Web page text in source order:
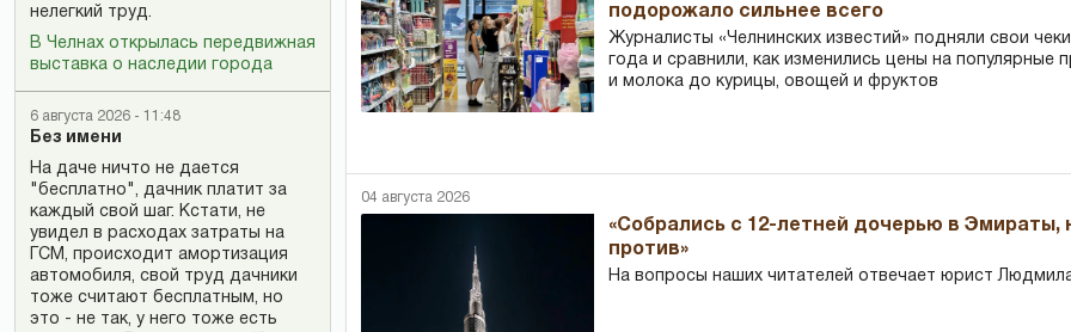
нелегкий труд.
В Челнах открылась передвижная
выставка о наследии города
6 августа 2026 - 11:48
Без имени
На даче ничто не дается
"бесплатно", дачник платит за
каждый свой шаг. Кстати, не
увидел в расходах затраты на
ГСМ, происходит амортизация
автомобиля, свой труд дачники
тоже считают бесплатным, но
это - не так, у него тоже есть
подорожало сильнее всего
Журналисты «Челнинских известий» подняли свои
года и сравнили, как изменились цены на популярные
и молока до курицы, овощей и фруктов
04 августа 2026
«Собрались с 12-летней дочерью в
против»
На вопросы наших читателей отвечает юрист